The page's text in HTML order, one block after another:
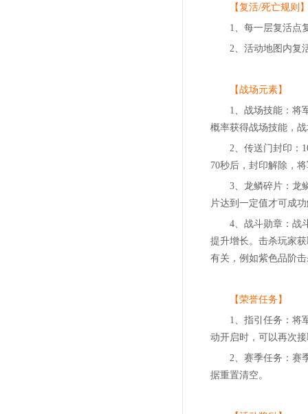
【复活/死亡规则
1、每一层复活点
2、活动地图内复
【战场元素】
1、战场技能：将
概率获得战场技能，
2、传送门封印：
70秒后，封印解除，
3、龙鳞碎片：龙
片达到一定值才可成
4、战斗勋章：战
提升增长。击杀玩家
有关，例如紫色品阶
【荣誉任务】
1、指引任务：将
动开启时，可以再次
2、赛季任务：赛
据重置清空。